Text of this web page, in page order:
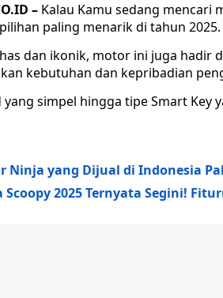
– Kalau Kamu sedang
paling menarik di tahun 2025.
dan ikonik, motor ini juga hadir
kebutuhan dan kepribadian
simpel hingga tipe Smart Key
Ninja yang Dijual di Indonesia
Scoopy 2025 Ternyata Segini!